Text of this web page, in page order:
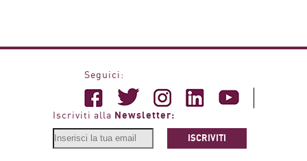
Seguici:
Iscriviti alla Newsletter:
ISCRIVITI